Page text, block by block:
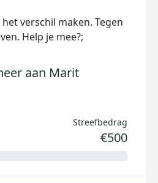
verschil maken. Tegen
Help je mee?;
aan Marit
Streefbedrag
€500